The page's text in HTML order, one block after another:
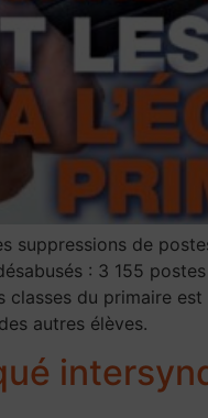
suppressions de
: 3 155
du primaire
autres élèves.